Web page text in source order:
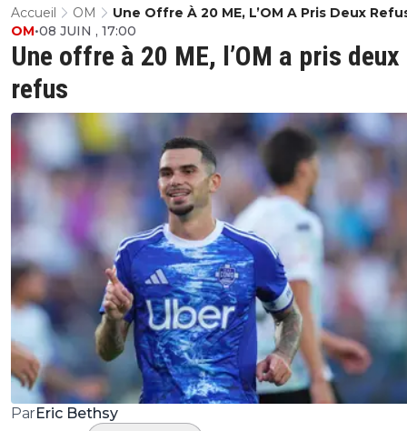
Accueil OM Une Offre À 20 ME, L’OM A Pris Deux
Une offre à 20 ME, l’OM a pris deux
refus
OM•08 JUIN , 17:00
ParEric Bethsy